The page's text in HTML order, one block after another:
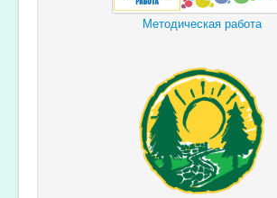
Методическая работа